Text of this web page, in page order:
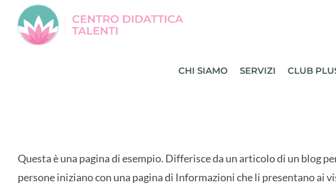
Salta
contenuto
CHI SIAMO SERVIZI CLUB
Questa è una pagina di esempio. Differisce da un articolo di un blog
persone iniziano con una pagina di Informazioni che li presentano